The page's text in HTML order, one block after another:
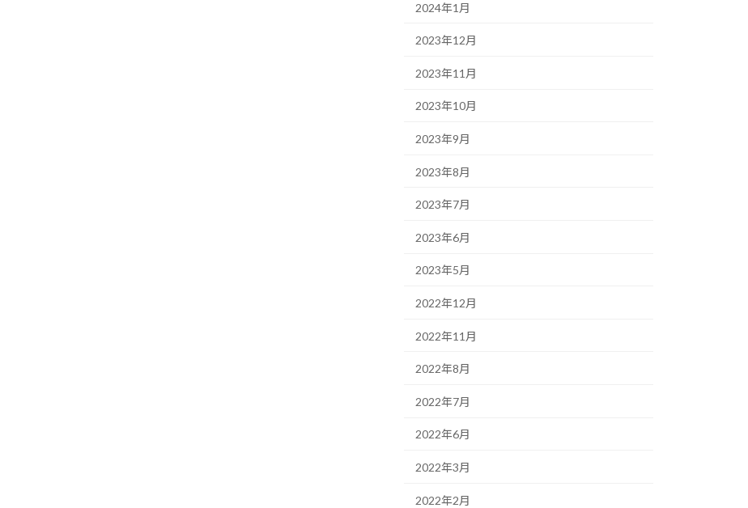
2024年1月
2023年12月
2023年11月
2023年10月
2023年9月
2023年8月
2023年7月
2023年6月
2023年5月
2022年12月
2022年11月
2022年8月
2022年7月
2022年6月
2022年3月
2022年2月